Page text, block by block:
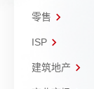
零售
ISP
建筑地产